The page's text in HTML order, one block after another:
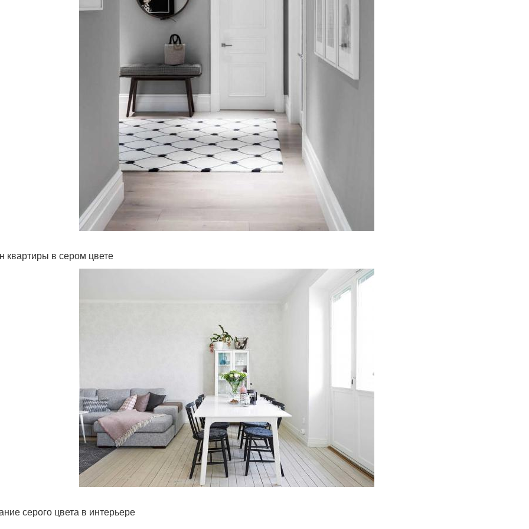
квартиры в сером цвете
серого цвета в интерьере